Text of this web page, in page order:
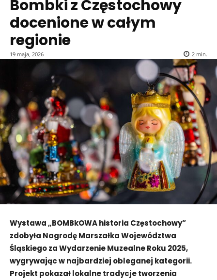
Bombki z Częstochowy
docenione w całym
regionie
19 maja, 2026 2 min.
Wystawa „BOMBkOWA historia Częstochowy”
zdobyła Nagrodę Marszałka Województwa
Śląskiego za Wydarzenie Muzealne Roku 2025,
wygrywając w najbardziej obleganej kategorii.
Projekt pokazał lokalne tradycje tworzenia